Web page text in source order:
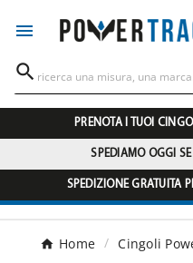


PRENOTA I TUOI
SPEDIAMO OGGI
SPEDIZIONE GRATUITA
Home Cingoli